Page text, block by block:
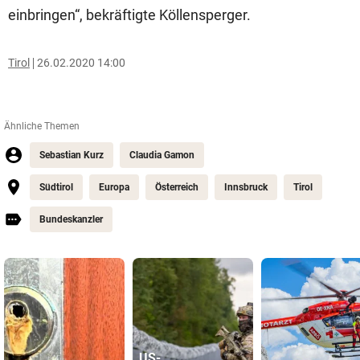
einbringen“, bekräftigte Köllensperger.
Tirol 26.02.2020 14:00
Ähnliche Themen
Sebastian Kurz Claudia Gamon
Südtirol Europa Österreich Innsbruck Tirol
Bundeskanzler